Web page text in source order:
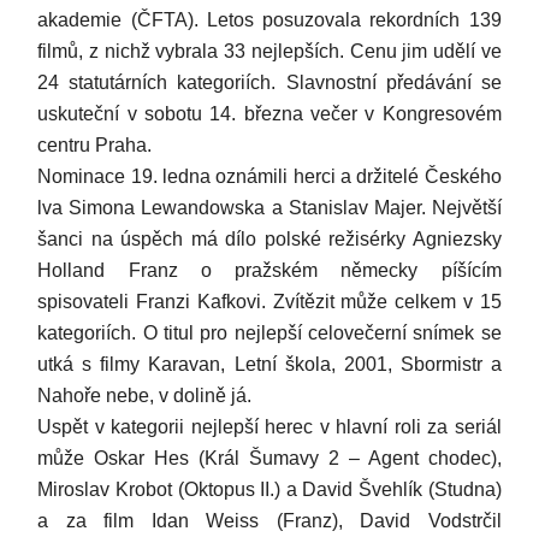
akademie (ČFTA). Letos posuzovala rekordních 139
filmů, z nichž vybrala 33 nejlepších. Cenu jim udělí ve
24 statutárních kategoriích. Slavnostní předávání se
uskuteční v sobotu 14. března večer v Kongresovém
centru Praha.
Nominace 19. ledna oznámili herci a držitelé Českého
lva Simona Lewandowska a Stanislav Majer. Největší
šanci na úspěch má dílo polské režisérky Agniezsky
Holland Franz o pražském německy píšícím
spisovateli Franzi Kafkovi. Zvítězit může celkem v 15
kategoriích. O titul pro nejlepší celovečerní snímek se
utká s filmy Karavan, Letní škola, 2001, Sbormistr a
Nahoře nebe, v dolině já.
Uspět v kategorii nejlepší herec v hlavní roli za seriál
může Oskar Hes (Král Šumavy 2 – Agent chodec),
Miroslav Krobot (Oktopus II.) a David Švehlík (Studna)
a za film Idan Weiss (Franz), David Vodstrčil